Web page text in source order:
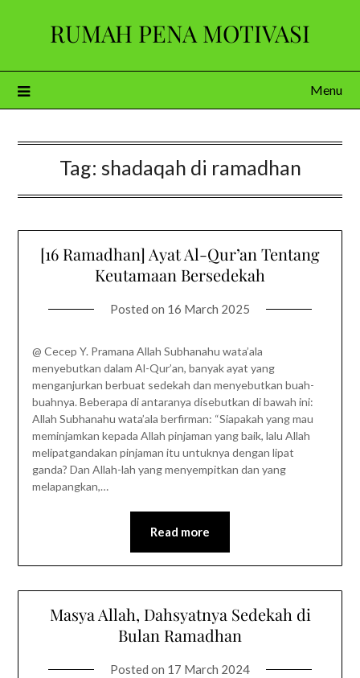
RUMAH PENA MOTIVASI
Menu
Tag: shadaqah di ramadhan
[16 Ramadhan] Ayat Al-Qur’an Tentang
Keutamaan Bersedekah
Posted on 16 March 2025
@ Cecep Y. Pramana Allah Subhanahu wata’ala
menyebutkan dalam Al-Qur’an, banyak ayat yang
menganjurkan berbuat sedekah dan menyebutkan buah-
buahnya. Beberapa di antaranya disebutkan di bawah ini:
Allah Subhanahu wata’ala berfirman: “Siapakah yang mau
meminjamkan kepada Allah pinjaman yang baik, lalu Allah
melipatgandakan pinjaman itu untuknya dengan lipat
ganda? Dan Allah-lah yang menyempitkan dan yang
melapangkan,…
Read more
Masya Allah, Dahsyatnya Sedekah di
Bulan Ramadhan
Posted on 17 March 2024